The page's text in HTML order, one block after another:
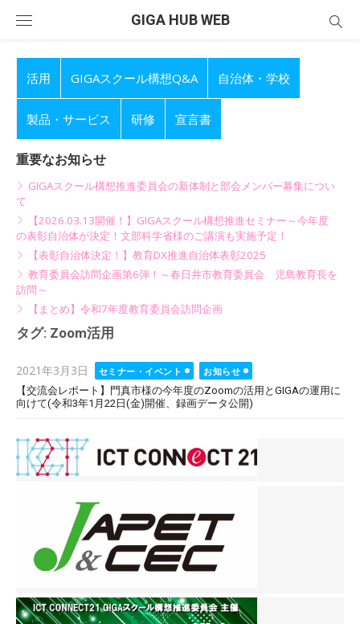
GIGA HUB WEB
活用 GIGAスクール構想Q&A 自治体・学校
製品・サービス 研修 宣言書
重要なお知らせ
GIGAスクール構想推進委員会の新体制と部会メンバー募集につい
て
【2026.03.13開催！】GIGAスクール構想推進セミナー～今年度
の表彰自治体が決定！文部科学省様のご講演も実施予定！
【表彰自治体決定！】教育DX推進自治体表彰2025
教育委員会訪問企画第6弾！～春日井市教育委員会 児島教育長を
訪問～
【まとめ】令和7年度教育委員会訪問企画
タグ: Zoom活用
Posted
on
2021年3月3日 セミナー・イベント
お知らせ
【交流会レポート】門真市様の今年度のZoomの活用とGIGAの運用に
向けて(令和3年1月22日(金)開催、録画データ公開)